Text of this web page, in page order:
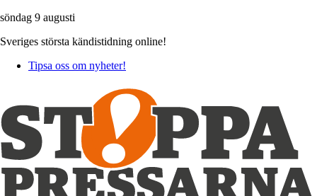
söndag 9 augusti
Sveriges största kändistidning online!
Tipsa oss om nyheter!